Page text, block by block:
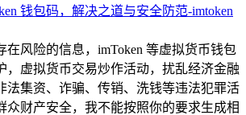
在风险的信息，imToken 等虚拟货币钱包
，虚拟货币交易炒作活动，扰乱经济金融
法集资、诈骗、传销、洗钱等违法犯罪活
众财产安全，我不能按照你的要求生成相